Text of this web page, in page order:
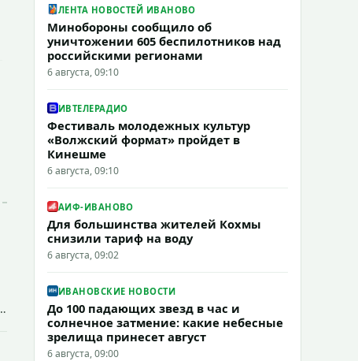
ЛЕНТА НОВОСТЕЙ ИВАНОВО
Минобороны сообщило об
уничтожении 605 беспилотников над
российскими регионами
6 августа, 09:10
ИВТЕЛЕРАДИО
Фестиваль молодежных культур
«Волжский формат» пройдет в
Кинешме
6 августа, 09:10
АИФ-ИВАНОВО
Для большинства жителей Кохмы
снизили тариф на воду
6 августа, 09:02
ИВАНОВСКИЕ НОВОСТИ
До 100 падающих звезд в час и
солнечное затмение: какие небесные
зрелища принесет август
6 августа, 09:00